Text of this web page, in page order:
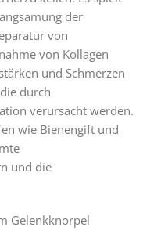
der
von
von Kollagen
und Schmerzen
durch
verursacht werden.
wie Bienengift und
und die
Gelenkknorpel